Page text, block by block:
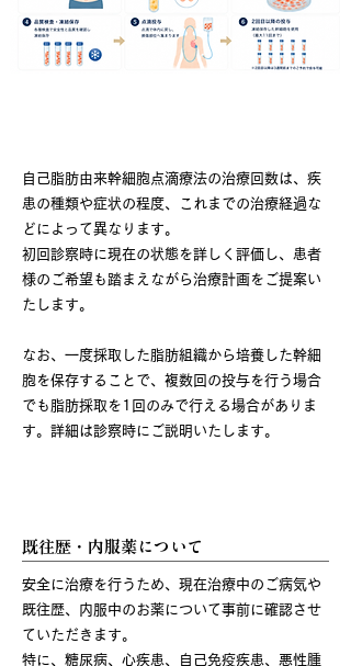
自己脂肪由来幹細胞点滴療法の治療回数は、疾
患の種類や症状の程度、これまでの治療経過な
どによって異なります。
初回診察時に現在の状態を詳しく評価し、患者
様のご希望も踏まえながら治療計画をご提案い
たします。
なお、一度採取した脂肪組織から培養した幹細
胞を保存することで、複数回の投与を行う場合
でも脂肪採取を1回のみで行える場合がありま
す。詳細は診察時にご説明いたします。
既往歴・内服薬について
安全に治療を行うため、現在治療中のご病気や
既往歴、内服中のお薬について事前に確認させ
ていただきます。
特に、糖尿病、心疾患、自己免疫疾患、悪性腫